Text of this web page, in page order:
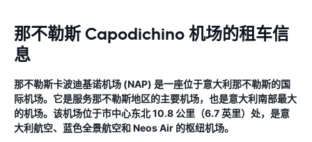
那不勒斯 Capodichino 机场的租车信
息
那不勒斯卡波迪基诺机场 (NAP) 是一座位于意大利那不勒斯的国
际机场。它是服务那不勒斯地区的主要机场，也是意大利南部最大
的机场。该机场位于市中心东北 10.8 公里（6.7 英里）处，是意
大利航空、蓝色全景航空和 Neos Air 的枢纽机场。